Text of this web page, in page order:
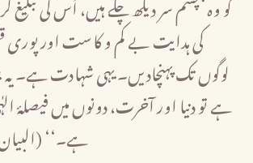
کی ہدایت بے کم و کاست اور
لوگوں تک پہنچادیں۔ یہی شہادت ہے۔
ہے تو دنیا اور آخرت، دونوں میں فیصلۂ
ہے۔‘‘ (البیان 1/ 142-